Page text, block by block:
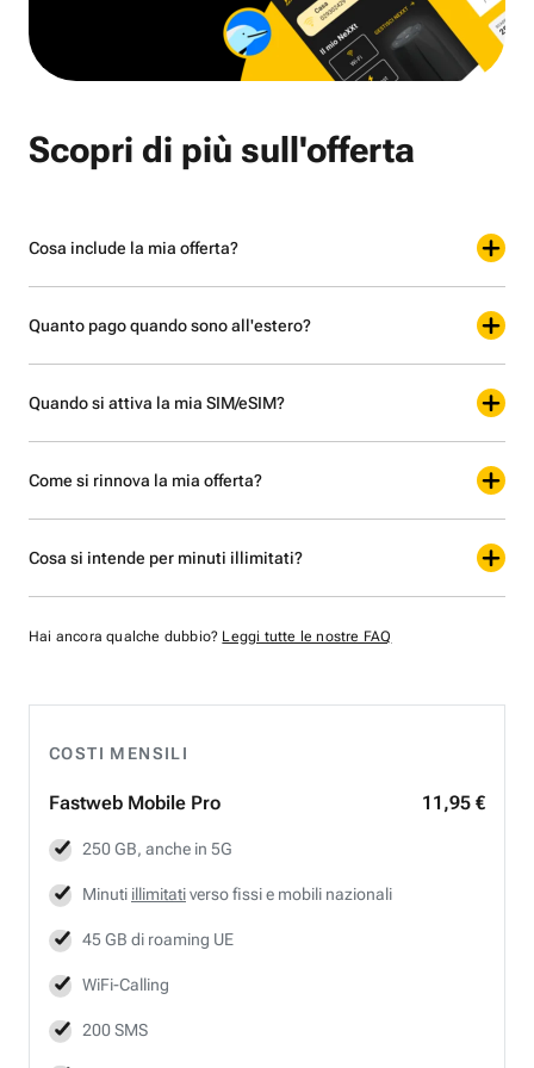
COSTI MENSILI
Fastweb Mobile Pro 11,95 €
250 GB, anche in 5G
Minuti illimitativerso fissi e mobili nazionali
45 GB di roaming UE
WiFi-Calling
200 SMS
Scopri di più sull'offerta
Cosa include la mia offerta?
Quanto pago quando sono all'estero?
Quando si attiva la mia SIM/eSIM?
Come si rinnova la mia offerta?
Cosa si intende per minuti illimitati?
Hai ancora qualche dubbio? Leggi tutte le nostre FAQ